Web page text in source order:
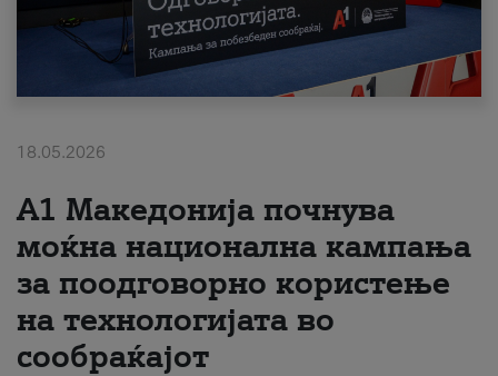
Поддршка
Надополни кредит
#ПодобарОнлајн
18.05.2026
A1 Македонија почнува
моќна национална кампања
за поодговорно користење
на технологијата во
сообраќајот